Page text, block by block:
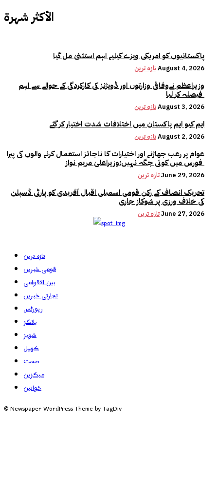
الأكثر شهرة
پاکستانیوں کو امریکی ویزے کیلیے اہم استثنیٰ مل گیا
تازہ ترینAugust 4, 2026
وزیراعظم نےوفاقی وزارتوں اور ڈویژنز کی کارکردگی کے حوالے سے اہم
تازہ ترینAugust 3, 2026
ایم کیو ایم پاکستان میں اختلافات شدت اختیار کر گئے
تازہ ترینAugust 2, 2026
عوام پر رعب جھاڑنے اور اختیارات کا ناجائز استعمال کرنے والوں کی پیرا
تازہ ترینJune 29, 2026
تحریک انصاف کے رکن قومی اسمبلی اقبال آفریدی کو پارٹی ڈسپلن
کی خلاف ورزی پر شوکاز جاری
تازہ ترینJune 27, 2026
تازہ ترین
قومی خبریں
بین الاقوامی
تجارتی خبریں
رپورٹس
بلاگز
شوبز
کھیل
صحت
میگزین
خواتین
© Newspaper WordPress Theme by TagDiv